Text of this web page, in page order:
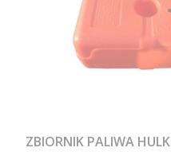
ZBIORNIK PALIWA HULK